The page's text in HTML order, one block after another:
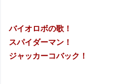
バイオロボの歌！
スパイダーマン！
ジャッカーコバック！